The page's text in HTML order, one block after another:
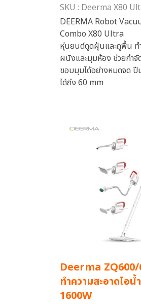
SKU : Deerma X80
DEERMA Robot
Combo X80 Ultra
หุ่นยนต์ดูดฝุ่นและถูพื้น ท
ผนังและมุมห้อง ช่วยกำ
ขอบมุมได้อย่างหมดจด ปี
ได้ถึง 60 mm
Deerma ZQ600/
ทำความสะอาดไอน้
1600W